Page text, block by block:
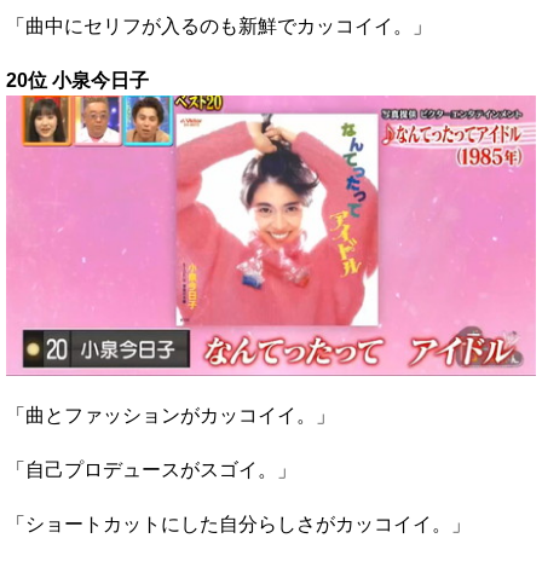
「曲中にセリフが入るのも新鮮でカッコイイ。」
20位 小泉今日子
「曲とファッションがカッコイイ。」
「自己プロデュースがスゴイ。」
「ショートカットにした自分らしさがカッコイイ。」